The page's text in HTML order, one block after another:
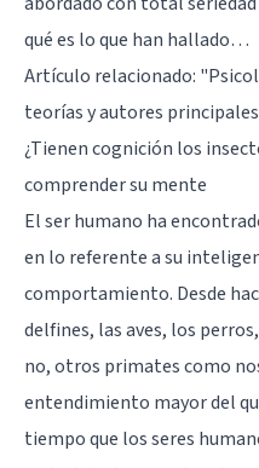
qué es lo que han hallado…
Artículo relacionado:
teorías y autores
¿Tienen cognición los
comprender su mente
El ser humano ha
en lo referente a su
comportamiento. Desde
delfines, las aves, los
no, otros primates como
entendimiento mayor del
tiempo que los seres